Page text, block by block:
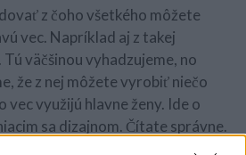
z čoho všetkého môžete
vec. Napríklad aj z takej
väčšinou vyhadzujeme, no
že z nej môžete vyrobiť niečo
využijú hlavne ženy. Ide o
sa dizajnom. Čítate správne.